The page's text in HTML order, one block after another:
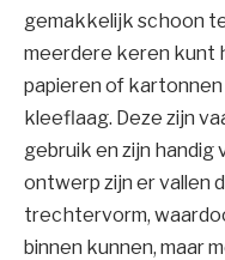
gemakkelijk schoon
meerdere keren kunt
papieren of kartonnen
kleeflaag. Deze zijn
gebruik en zijn handig
ontwerp zijn er vallen
trechtervorm,
binnen kunnen, maar